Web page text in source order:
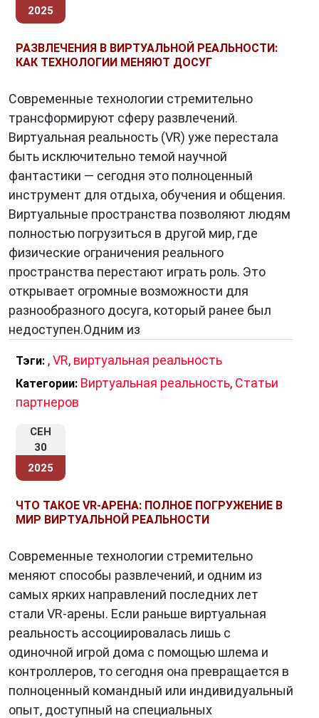
2025
РАЗВЛЕЧЕНИЯ В ВИРТУАЛЬНОЙ РЕАЛЬНОСТИ:
КАК ТЕХНОЛОГИИ МЕНЯЮТ ДОСУГ
Современные технологии стремительно
трансформируют сферу развлечений.
Виртуальная реальность (VR) уже перестала
быть исключительно темой научной
фантастики — сегодня это полноценный
инструмент для отдыха, обучения и общения.
Виртуальные пространства позволяют людям
полностью погрузиться в другой мир, где
физические ограничения реального
пространства перестают играть роль. Это
открывает огромные возможности для
разнообразного досуга, который ранее был
недоступен.Одним из
Тэги: ,VR, виртуальная реальность
Категории: Виртуальная реальность, Статьи
партнеров
СЕН
30
2025
ЧТО ТАКОЕ VR-АРЕНА: ПОЛНОЕ ПОГРУЖЕНИЕ В
МИР ВИРТУАЛЬНОЙ РЕАЛЬНОСТИ
Современные технологии стремительно
меняют способы развлечений, и одним из
самых ярких направлений последних лет
стали VR-арены. Если раньше виртуальная
реальность ассоциировалась лишь с
одиночной игрой дома с помощью шлема и
контроллеров, то сегодня она превращается в
полноценный командный или индивидуальный
опыт, доступный на специальных